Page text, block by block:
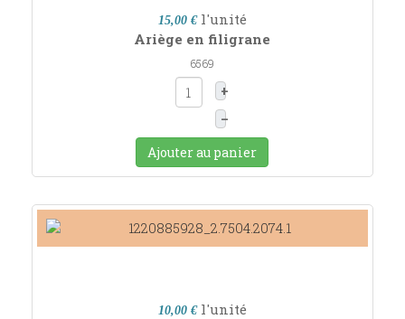
15,00 € l'unité
Ariège en filigrane
6569
+
–
Ajouter au panier
10,00 € l'unité